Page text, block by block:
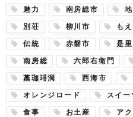
魅力 南房総市
別荘 柳川市 も
伝統 赤磐市 是
南房総 六郎右衛門
藁珈琲洞 西海市
オレンジロード スイー
食事 お土産 ア